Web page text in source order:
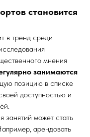
становится
в тренд среди
мнения
занимаются
позицию в списке
доступностью и
занятий может стать
арендовать